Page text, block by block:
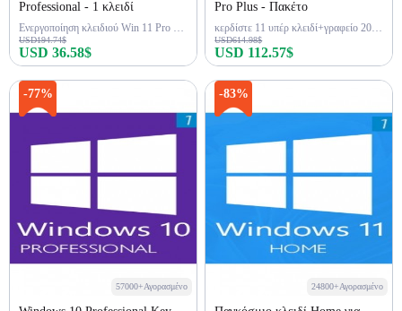
Professional - 1 κλειδί
Ενεργοποίηση κλειδιού Win 11 Pro εφ' όρου ζωής
USD194.74$
USD 36.58$
Pro Plus - Πακέτο
κερδίστε 11 υπέρ κλειδί+γραφείο 2021 υπέρ κλειδί
USD614.98$
USD 112.57$
-77%
57000+Αγορασμένο
-83%
24800+Αγορασμένο